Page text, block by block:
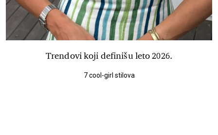
Trendovi koji definišu leto 2026.
7 cool-girl stilova